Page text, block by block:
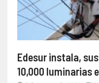
Edesur instala,
10,000 luminarias